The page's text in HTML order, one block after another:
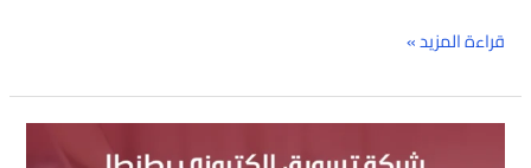
قراءة المزيد »